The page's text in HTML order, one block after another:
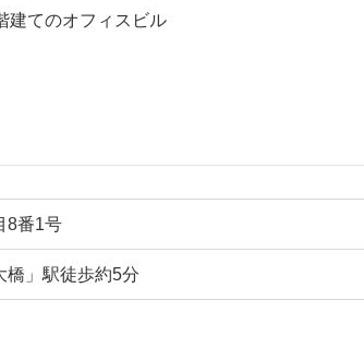
建てのオフィスビル
8番1号
橋」駅徒歩約5分